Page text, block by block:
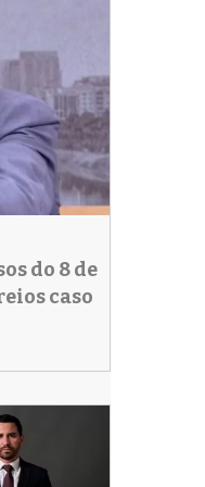
do 8 de
caso